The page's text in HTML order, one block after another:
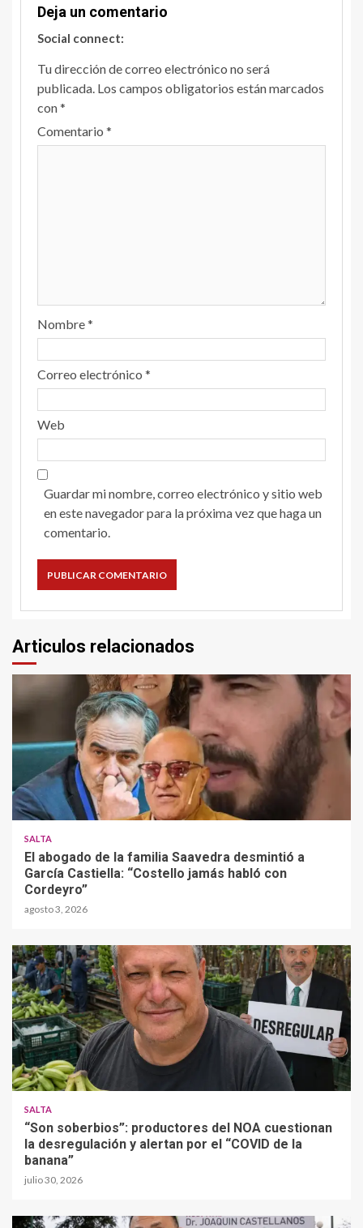
Deja un comentario
Social connect:
Tu dirección de correo electrónico no será
publicada. Los campos obligatorios están marcados
con*
Comentario *
Nombre*
Correo electrónico *
Web
Guardar mi nombre, correo electrónico y sitio web
en este navegador para la próxima vez que haga un
comentario.
Articulos relacionados
SALTA
El abogado de la familia Saavedra desmintió a
García Castiella: “Costello jamás habló con
Cordeyro”
agosto 3, 2026
SALTA
“Son soberbios”: productores del NOA cuestionan
la desregulación y alertan por el “COVID de la
banana”
julio 30, 2026